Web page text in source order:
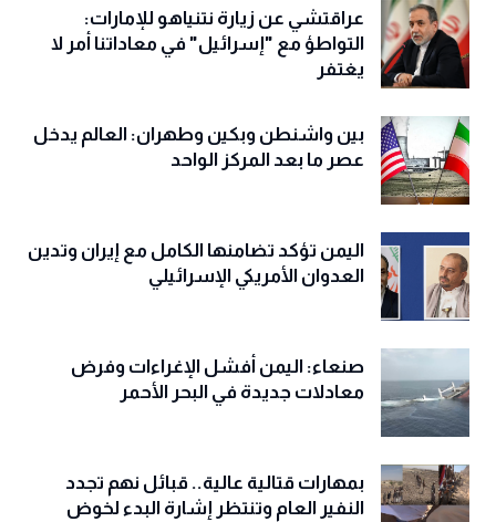
عراقتشي عن زيارة نتنياهو للإمارات:
التواطؤ مع "إسرائيل" في معاداتنا أمر لا
يغتفر
بين واشنطن وبكين وطهران: العالم يدخل
عصر ما بعد المركز الواحد
اليمن تؤكد تضامنها الكامل مع إيران وتدين
العدوان الأمريكي الإسرائيلي
صنعاء: اليمن أفشل الإغراءات وفرض
معادلات جديدة في البحر الأحمر
بمهارات قتالية عالية.. قبائل نهم تجدد
النفير العام وتنتظر إشارة البدء لخوض